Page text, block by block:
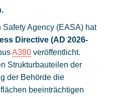
Agency (EASA) hat
Directive (AD 2026-
A380veröffentlicht.
Strukturbauteilen der
der Behörde die
beeinträchtigen